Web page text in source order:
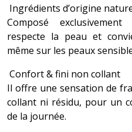
Ingrédients d’origine
Composé
respecte la peau et
même sur les peaux
Confort & fini non collant
Il offre une sensation de
collant ni résidu, pour un
de la journée.